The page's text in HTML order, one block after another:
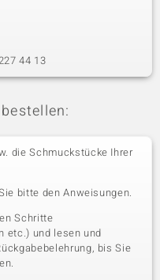
44 13
die Schmuckstücke Ihrer
bitte den Anweisungen.
Schritte
etc.) und lesen und
bis Sie